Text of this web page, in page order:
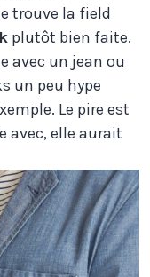
trouve la field
plutôt bien faite.
avec un jean ou
un peu hype
Le pire est
avec, elle aurait